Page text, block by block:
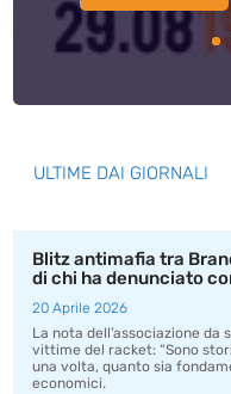
ULTIME DAI GIORNALI
Blitz antimafia tra
di chi ha denunciato
20 Aprile 2026
La nota dell’associazione
vittime del racket: “Sono
una volta, quanto sia
economici.